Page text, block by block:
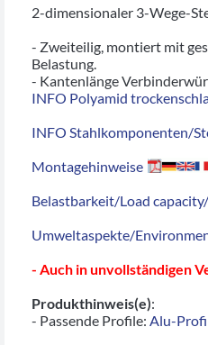
2-dimensionaler 3-Wege-
- Zweiteilig, montiert mit
Belastung.
- Kantenlänge
INFO Polyamid
INFO Stahlkomponenten/
Montagehinweise
Belastbarkeit/Load
Umweltaspekte/
- Auch in unvollständigen
Produkthinweis(e):
- Passende Profile: Alu-